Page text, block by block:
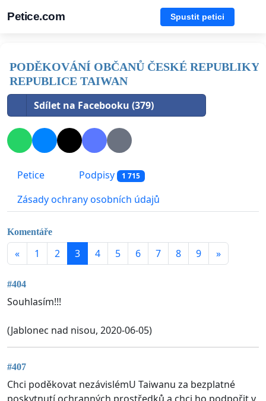
Petice.com Spustit petici
PODĚKOVÁNÍ OBČANŮ ČESKÉ REPUBLIKY
REPUBLICE TAIWAN
Sdílet na Facebooku (379)
Petice Podpisy 1 715
Zásady ochrany osobních údajů
Komentáře
« 1 2 3 4 5 6 7 8 9 »
#404
Souhlasím!!!
(Jablonec nad nisou, 2020-06-05)
#407
Chci poděkovat nezávislémU Taiwanu za bezplatné